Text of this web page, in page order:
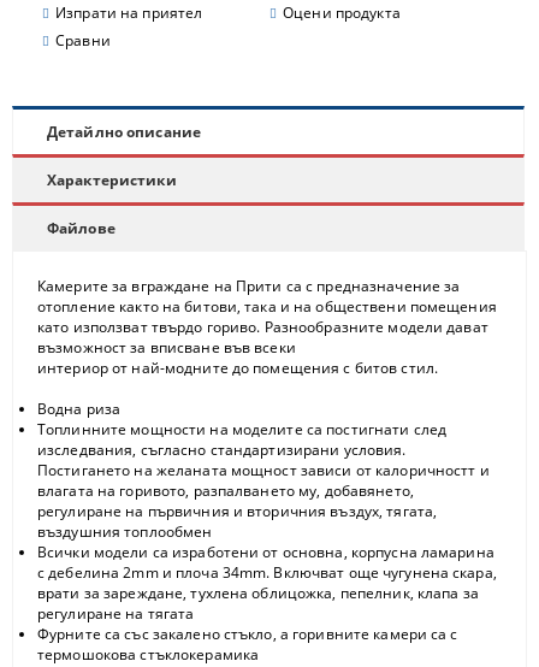
Изпрати на приятел
Оцени продукта
Сравни
Детайлно описание
Характеристики
Файлове
Камерите за вграждане на Прити са с предназначение за
отопление както на битови, така и на обществени помещения
като използват твърдо гориво. Разнообразните модели дават
възможност за вписване във всеки
интериор от най-модните до помещения с битов стил.
Водна риза
Топлинните мощности на моделите са постигнати след
изследвания, съгласно стандартизирани условия.
Постигането на желаната мощност зависи от калоричностт и
влагата на горивото, разпалването му, добавянето,
регулиране на първичния и вторичния въздух, тягата,
въздушния топлообмен
Всички модели са изработени от основна, корпусна ламарина
с дебелина 2mm и плоча 34mm. Включват още чугунена скара,
врати за зареждане, тухлена облицожка, пепелник, клапа за
регулиране на тягата
Фурните са със закалено стъкло, а горивните камери са с
термошокова стъклокерамика